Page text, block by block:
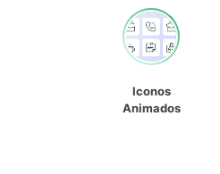
Iconos
Animados